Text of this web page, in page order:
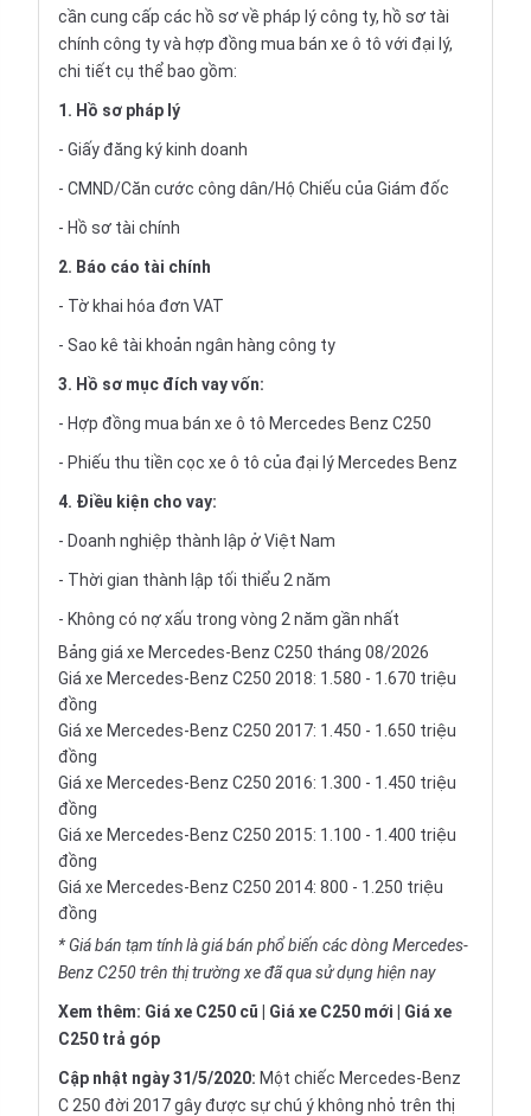
cần cung cấp các hồ sơ về pháp lý công ty, hồ sơ tài
chính công ty và hợp đồng mua bán xe ô tô với đại lý,
chi tiết cụ thể bao gồm:
1. Hồ sơ pháp lý
- Giấy đăng ký kinh doanh
- CMND/Căn cước công dân/Hộ Chiếu của Giám đốc
- Hồ sơ tài chính
2. Báo cáo tài chính
- Tờ khai hóa đơn VAT
- Sao kê tài khoản ngân hàng công ty
3. Hồ sơ mục đích vay vốn:
- Hợp đồng mua bán xe ô tô Mercedes Benz C250
- Phiếu thu tiền cọc xe ô tô của đại lý Mercedes Benz
4. Điều kiện cho vay:
- Doanh nghiệp thành lập ở Việt Nam
- Thời gian thành lập tối thiểu 2 năm
- Không có nợ xấu trong vòng 2 năm gần nhất
Bảng giá xe Mercedes-Benz C250 tháng 08/2026
Giá xe Mercedes-Benz C250 2018: 1.580 - 1.670 triệu
đồng
Giá xe Mercedes-Benz C250 2017: 1.450 - 1.650 triệu
đồng
Giá xe Mercedes-Benz C250 2016: 1.300 - 1.450 triệu
đồng
Giá xe Mercedes-Benz C250 2015: 1.100 - 1.400 triệu
đồng
Giá xe Mercedes-Benz C250 2014: 800 - 1.250 triệu
đồng
* Giá bán tạm tính là giá bán phổ biến các dòng Mercedes-
Benz C250 trên thị trường xe đã qua sử dụng hiện nay
Xem thêm: Giá xe C250 cũ Giá xe C250 mới
Giá xe
C250 trả góp
Cập nhật ngày 31/5/2020: Một chiếc Mercedes-Benz
C 250 đời 2017 gây được sự chú ý không nhỏ trên thị